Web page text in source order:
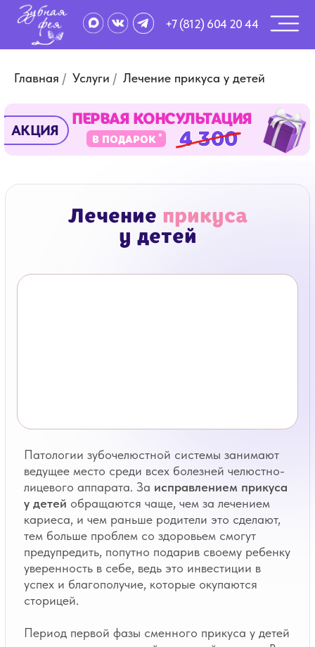
+7 (812) 604 20 44
Главная / Услуги / Лечение прикуса у детей
В ПОДАРОК
АКЦИЯ
успех и благополучие, которые окупаются
сторицей.
Период первой фазы сменного прикуса у детей
приходится на младший школьный возраст. В
это время у ребенка увеличивается круг
общения, он приобретает новые знания и
навыки, в том числе при поступлении в детский
сад, и именно тогда родители могут заметить у
него нарушения прикуса. Не все осознают
значение современной диагностики патологий
прикуса, а также раннее проведение
профилактических и лечебных мероприятий,
направленных на предупреждение развития
других, связанных с работой зубочелюстной
системы, заболеваний.
Лечениеприкуса